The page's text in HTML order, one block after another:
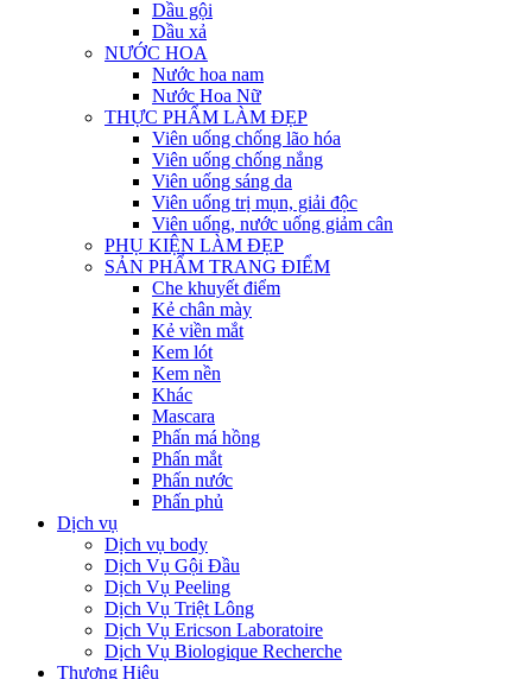
Dầu gội
Dầu xả
NƯỚC HOA
Nước hoa nam
Nước Hoa Nữ
THỰC PHẨM LÀM ĐẸP
Viên uống chống lão hóa
Viên uống chống nắng
Viên uống sáng da
Viên uống trị mụn, giải độc
Viên uống, nước uống giảm cân
PHỤ KIỆN LÀM ĐẸP
SẢN PHẨM TRANG ĐIỂM
Che khuyết điểm
Kẻ chân mày
Kẻ viền mắt
Kem lót
Kem nền
Khác
Mascara
Phấn má hồng
Phấn mắt
Phấn nước
Phấn phủ
Dịch vụ
Dịch vụ body
Dịch Vụ Gội Đầu
Dịch Vụ Peeling
Dịch Vụ Triệt Lông
Dịch Vụ Ericson Laboratoire
Dịch Vụ Biologique Recherche
Thương Hiệu